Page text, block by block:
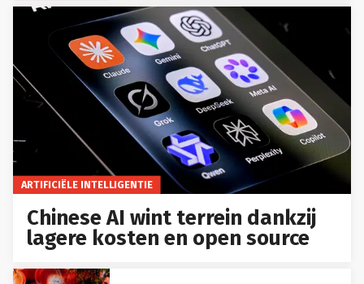
ARTIFICIËLE INTELLIGENTIE
Chinese AI wint terrein dankzij
lagere kosten en open source